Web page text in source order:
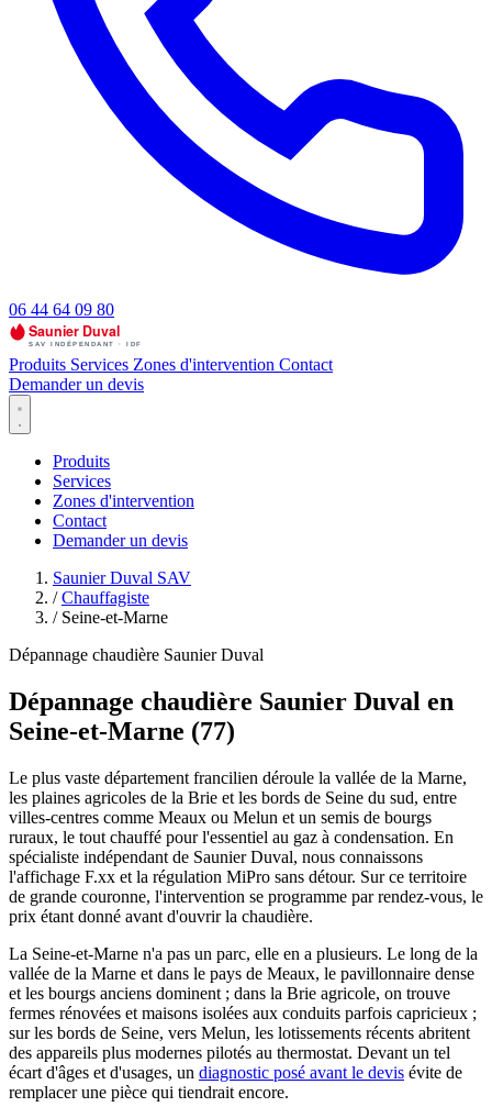
06 44 64 09 80
Produits Services Zones d'intervention Contact
Demander un devis
Produits
Services
Zones d'intervention
Contact
Demander un devis
Saunier Duval SAV
/ Chauffagiste
/ Seine-et-Marne
Dépannage chaudière Saunier Duval
Dépannage chaudière Saunier Duval en
Seine-et-Marne (77)
Le plus vaste département francilien déroule la vallée de la Marne,
les plaines agricoles de la Brie et les bords de Seine du sud, entre
villes-centres comme Meaux ou Melun et un semis de bourgs
ruraux, le tout chauffé pour l'essentiel au gaz à condensation. En
spécialiste indépendant de Saunier Duval, nous connaissons
l'affichage F.xx et la régulation MiPro sans détour. Sur ce territoire
de grande couronne, l'intervention se programme par rendez-vous, le
prix étant donné avant d'ouvrir la chaudière.
La Seine-et-Marne n'a pas un parc, elle en a plusieurs. Le long de la
vallée de la Marne et dans le pays de Meaux, le pavillonnaire dense
et les bourgs anciens dominent ; dans la Brie agricole, on trouve
fermes rénovées et maisons isolées aux conduits parfois capricieux ;
sur les bords de Seine, vers Melun, les lotissements récents abritent
des appareils plus modernes pilotés au thermostat. Devant un tel
écart d'âges et d'usages, un diagnostic posé avant le devis évite de
remplacer une pièce qui tiendrait encore.